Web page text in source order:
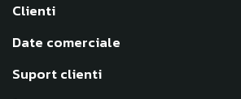
Clienti
Date comerciale
Suport clienti